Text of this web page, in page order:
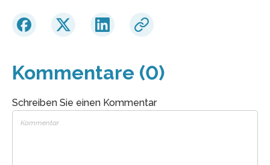
Kommentare (0)
Schreiben Sie einen Kommentar